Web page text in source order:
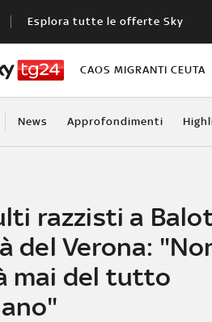
Esplora tutte le offerte Sky
CAOS MIGRANTI CEUTA
News Approfondimenti
razzisti a
del Verona:
mai del tutto